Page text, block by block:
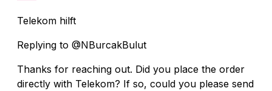
Telekom hilft
Replying to @NBurcakBulut
Thanks for reaching out. Did you place the order
directly with Telekom? If so, could you please send